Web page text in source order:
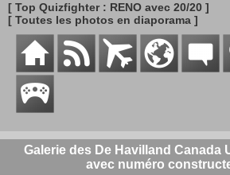
[ Top Quizfighter : RENO avec 20/20 ]
[ Toutes les photos en diaporama ]
Galerie des De Havilland Canada
avec numéro